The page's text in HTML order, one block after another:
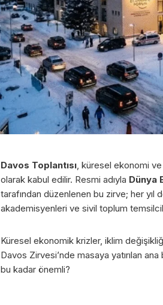
Davos Toplantısı , küresel ekonomi
olarak kabul edilir. Resmi adıyla Dünya
tarafından düzenlenen bu zirve; her yıl
akademisyenleri ve sivil toplum
Küresel ekonomik krizler, iklim
Davos Zirvesi’nde masaya yatırılan
bu kadar önemli?